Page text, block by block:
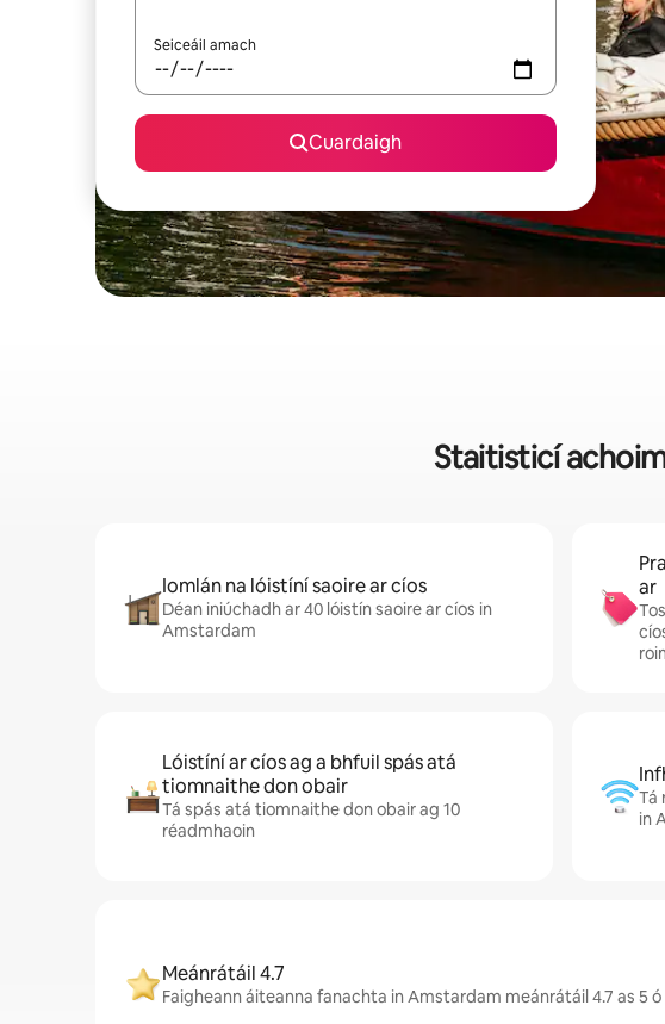
Seiceáil amach
Cuardaigh
Staitisticí
Iomlán na lóistíní saoire ar cíos
Déan iniúchadh ar 40 lóistín saoire ar cíos in
Amstardam
ar
Lóistíní ar cíos ag a bhfuil spás atá
tiomnaithe don obair
Tá spás atá tiomnaithe don obair ag 10
réadmhaoin
Tá
in
Meánrátáil 4.7
Faigheann áiteanna fanachta in Amstardam meánrátáil 4.7 as 5 ó